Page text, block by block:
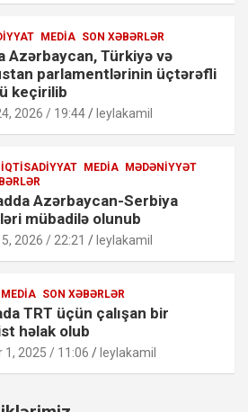
MEDIA SON XƏBƏRLƏR
Azərbaycan, Türkiyə və
parlamentlərinin üçtərəfli
keçirilib
2026 / 19:44 leylakamil
İQTISADIYYAT MEDIA MƏDƏNIYYƏT
Azərbaycan-Serbiya
mübadilə olunub
2026 / 22:21 leylakamil
MEDIA SON XƏBƏRLƏR
TRT üçün çalışan bir
həlak olub
1, 2025 / 11:06 leylakamil